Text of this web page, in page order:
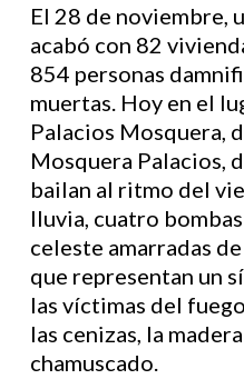
El 28 de noviembre,
acabó con 82
854 personas
muertas. Hoy en el
Palacios Mosquera,
Mosquera Palacios,
bailan al ritmo del
lluvia, cuatro
celeste amarradas
que representan un
las víctimas del
las cenizas, la
chamuscado.